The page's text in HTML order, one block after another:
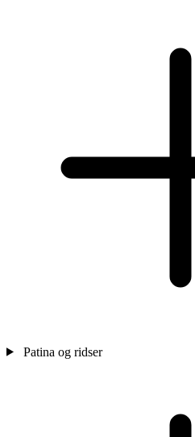
Patina og ridser